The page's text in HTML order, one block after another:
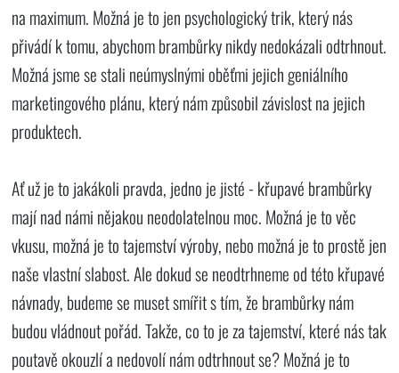
na maximum. Možná je to jen psychologický trik, který nás
přivádí k tomu, abychom brambůrky nikdy nedokázali odtrhnout.
Možná jsme se stali neúmyslnými oběťmi jejich geniálního
marketingového plánu, který nám způsobil závislost na jejich
produktech.
Ať už je to jakákoli pravda, jedno je jisté - křupavé brambůrky
mají nad námi nějakou neodolatelnou moc. Možná je to věc
vkusu, možná je to tajemství výroby, nebo možná je to prostě jen
naše vlastní slabost. Ale dokud se neodtrhneme od této křupavé
návnady, budeme se muset smířit s tím, že brambůrky nám
budou vládnout pořád. Takže, co to je za tajemství, které nás tak
poutavě okouzlí a nedovolí nám odtrhnout se? Možná je to